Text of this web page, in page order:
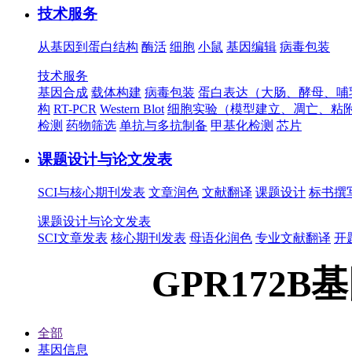
技术服务
从基因到蛋白结构 酶活 细胞 小鼠 基因编辑 病毒包装
技术服务
基因合成 载体构建 病毒包装 蛋白表达（大肠、酵母、
构 RT-PCR Western Blot 细胞实验（模型建立、凋亡、粘
检测 药物筛选 单抗与多抗制备 甲基化检测 芯片
课题设计与论文发表
SCI与核心期刊发表 文章润色 文献翻译 课题设计 标书撰
课题设计与论文发表
SCI文章发表 核心期刊发表 母语化润色 专业文献翻译 开
GPR172B
全部
基因信息